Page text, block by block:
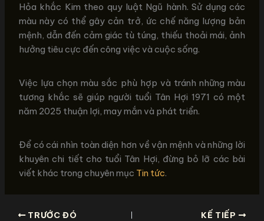
Hỏa khắc Kim theo quy luật Ngũ hành. Sử dụng các
màu này có thể gây cản trở, ức chế năng lượng bản
mệnh, dẫn đến cảm giác tù túng, thiếu thoải mái, ảnh
hưởng tiêu cực đến công việc và cuộc sống.
Việc lựa chọn màu sắc phù hợp và tránh những màu
tương khắc sẽ giúp người tuổi Tân Hợi 1971 có một
năm 2025 thuận lợi, may mắn và phát triển.
Để có cái nhìn toàn diện hơn về vận mệnh và những lời
khuyên chi tiết cho tuổi Tân Hợi, đừng bỏ lỡ các bài
viết khác trong chuyên mục Tin tức.
TRƯỚC ĐÓ KẾ TIẾP